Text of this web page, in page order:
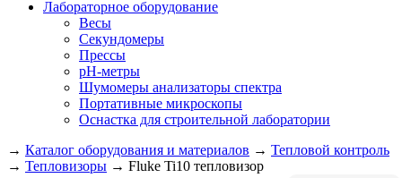
Лабораторное оборудование
Весы
Секундомеры
Прессы
pH-метры
Шумомеры анализаторы спектра
Портативные микроскопы
Оснастка для строительной лаборатории
→ Каталог оборудования и материалов → Тепловой контроль
→ Тепловизоры → Fluke Ti10 тепловизор